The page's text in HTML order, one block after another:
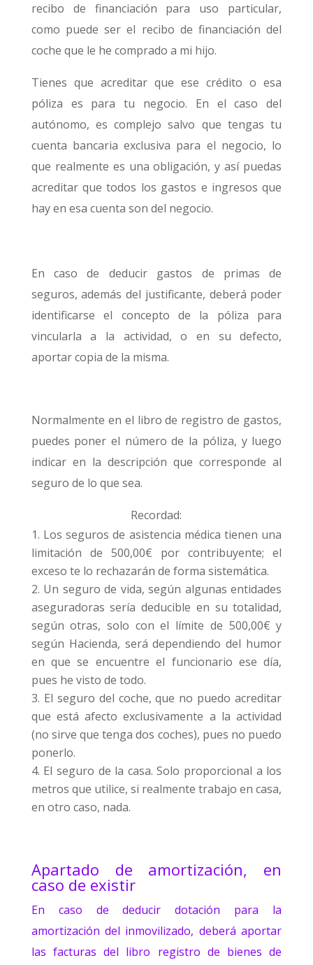
recibo de financiación para uso particular,
como puede ser el recibo de financiación del
coche que le he comprado a mi hijo.
Tienes que acreditar que ese crédito o esa
póliza es para tu negocio. En el caso del
autónomo, es complejo salvo que tengas tu
cuenta bancaria exclusiva para el negocio, lo
que realmente es una obligación, y así puedas
acreditar que todos los gastos e ingresos que
hay en esa cuenta son del negocio.
En caso de deducir gastos de primas de
seguros, además del justificante, deberá poder
identificarse el concepto de la póliza para
vincularla a la actividad, o en su defecto,
aportar copia de la misma.
Normalmente en el libro de registro de gastos,
puedes poner el número de la póliza, y luego
indicar en la descripción que corresponde al
seguro de lo que sea.
Recordad:
Los seguros de asistencia médica tienen una
limitación de 500,00€ por contribuyente; el
exceso te lo rechazarán de forma sistemática.
Un seguro de vida, según algunas entidades
aseguradoras sería deducible en su totalidad,
según otras, solo con el límite de 500,00€ y
según Hacienda, será dependiendo del humor
en que se encuentre el funcionario ese día,
pues he visto de todo.
El seguro del coche, que no puedo acreditar
que está afecto exclusivamente a la actividad
(no sirve que tenga dos coches), pues no puedo
ponerlo.
El seguro de la casa. Solo proporcional a los
metros que utilice, si realmente trabajo en casa,
en otro caso, nada.
Apartado de amortización, en
caso de existir
En caso de deducir dotación para la
amortización del inmovilizado, deberá aportar
las facturas del libro registro de bienes de